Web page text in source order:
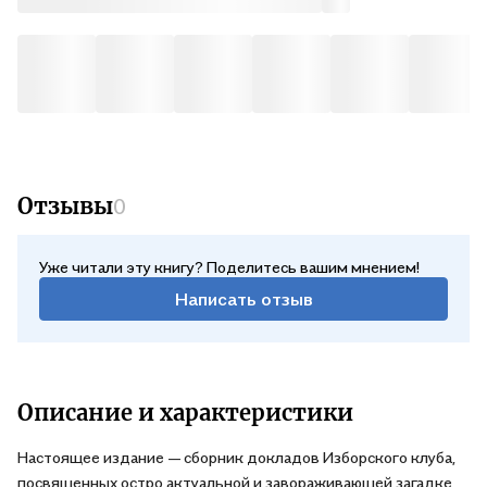
Отзывы0
Уже читали эту книгу? Поделитесь вашим мнением!
Написать отзыв
Описание и характеристики
Настоящее издание — сборник докладов Изборского клуба,
посвященных остро актуальной и завораживающей загадке